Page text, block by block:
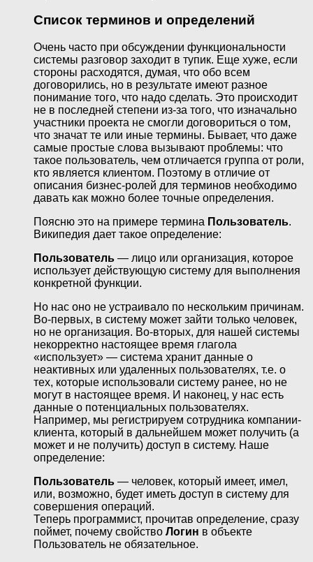
Список терминов и определений
Очень часто при обсуждении функциональности
системы разговор заходит в тупик. Еще хуже, если
стороны расходятся, думая, что обо всем
договорились, но в результате имеют разное
понимание того, что надо сделать. Это происходит
не в последней степени из-за того, что изначально
участники проекта не смогли договориться о том,
что значат те или иные термины. Бывает, что даже
самые простые слова вызывают проблемы: что
такое пользователь, чем отличается группа от роли,
кто является клиентом. Поэтому в отличие от
описания бизнес-ролей для терминов необходимо
давать как можно более точные определения.
Поясню это на примере термина Пользователь.
Википедия дает такое определение:
Пользователь — лицо или организация, которое
использует действующую систему для выполнения
конкретной функции.
Но нас оно не устраивало по нескольким причинам.
Во-первых, в систему может зайти только человек,
но не организация. Во-вторых, для нашей системы
некорректно настоящее время глагола
«использует» — система хранит данные о
неактивных или удаленных пользователях, т.е. о
тех, которые использовали систему ранее, но не
могут в настоящее время. И наконец, у нас есть
данные о потенциальных пользователях.
Например, мы регистрируем сотрудника компании-
клиента, который в дальнейшем может получить (а
может и не получить) доступ в систему. Наше
определение:
Пользователь — человек, который имеет, имел,
или, возможно, будет иметь доступ в систему для
совершения операций.
Теперь программист, прочитав определение, сразу
поймет, почему свойство Логин в объекте
Пользователь не обязательное.